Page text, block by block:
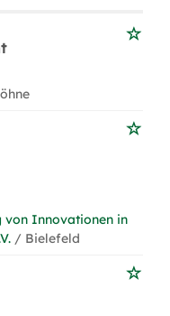
von Innovationen in
/ Bielefeld